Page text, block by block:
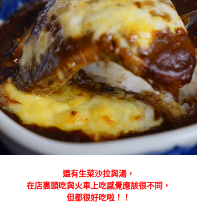
還有生菜沙拉與湯，
在店裏頭吃與火車上吃感覺應該很不同，
但都很好吃啦！！